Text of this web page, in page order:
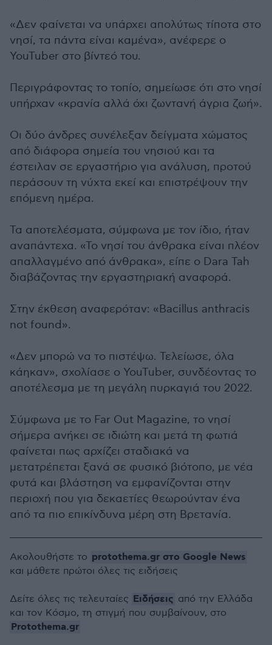
«Δεν φαίνεται να υπάρχει απολύτως τίποτα στο
νησί, τα πάντα είναι καμένα», ανέφερε ο
YouTuber στο βίντεό του.
Περιγράφοντας το τοπίο, σημείωσε ότι στο νησί
υπήρχαν «κρανία αλλά όχι ζωντανή άγρια ζωή».
Οι δύο άνδρες συνέλεξαν δείγματα χώματος
από διάφορα σημεία του νησιού και τα
έστειλαν σε εργαστήριο για ανάλυση, προτού
περάσουν τη νύχτα εκεί και επιστρέψουν την
επόμενη ημέρα.
Τα αποτελέσματα, σύμφωνα με τον ίδιο, ήταν
αναπάντεχα. «Το νησί του άνθρακα είναι πλέον
απαλλαγμένο από άνθρακα», είπε ο Dara Tah
διαβάζοντας την εργαστηριακή αναφορά.
Στην έκθεση αναφερόταν: «Bacillus anthracis
not found».
«Δεν μπορώ να το πιστέψω. Τελείωσε, όλα
κάηκαν», σχολίασε ο YouTuber, συνδέοντας το
αποτέλεσμα με τη μεγάλη πυρκαγιά του 2022.
Σύμφωνα με το Far Out Magazine, το νησί
σήμερα ανήκει σε ιδιώτη και μετά τη φωτιά
φαίνεται πως αρχίζει σταδιακά να
μετατρέπεται ξανά σε φυσικό βιότοπο, με νέα
φυτά και βλάστηση να εμφανίζονται στην
περιοχή που για δεκαετίες θεωρούνταν ένα
από τα πιο επικίνδυνα μέρη στη Βρετανία.
Ακολουθήστε το protothema.gr στο Google News
και μάθετε πρώτοι όλες τις ειδήσεις
Δείτε όλες τις τελευταίες Ειδήσεις από την Ελλάδα
και τον Κόσμο, τη στιγμή που συμβαίνουν, στο
Protothema.gr